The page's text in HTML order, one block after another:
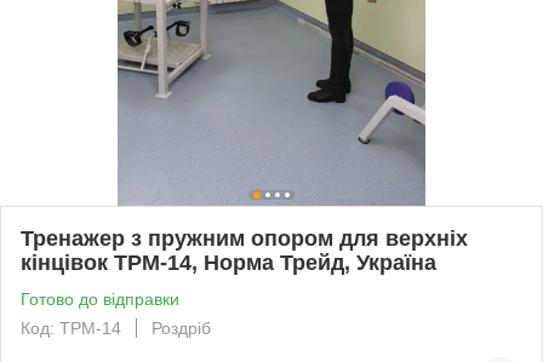
Тренажер з пружним опором для верхніх
кінцівок ТРМ-14, Норма Трейд, Україна
Готово до відправки
Код: ТРМ-14
Роздріб